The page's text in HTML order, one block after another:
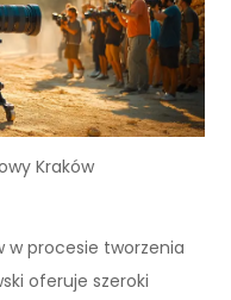
Kraków
w procesie tworzenia
oferuje szeroki